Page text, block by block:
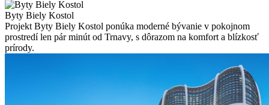
Byty Biely Kostol
Projekt Byty Biely Kostol ponúka moderné bývanie v pokojnom
prostredí len pár minút od Trnavy, s dôrazom na komfort a blízkosť
prírody.